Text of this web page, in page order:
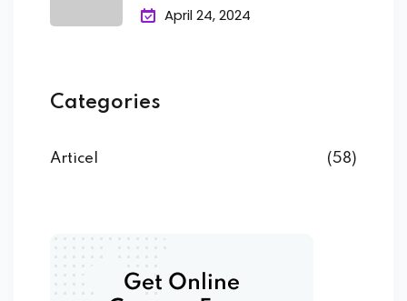
Bahasa
April 24, 2024
Categories
Articel (58)